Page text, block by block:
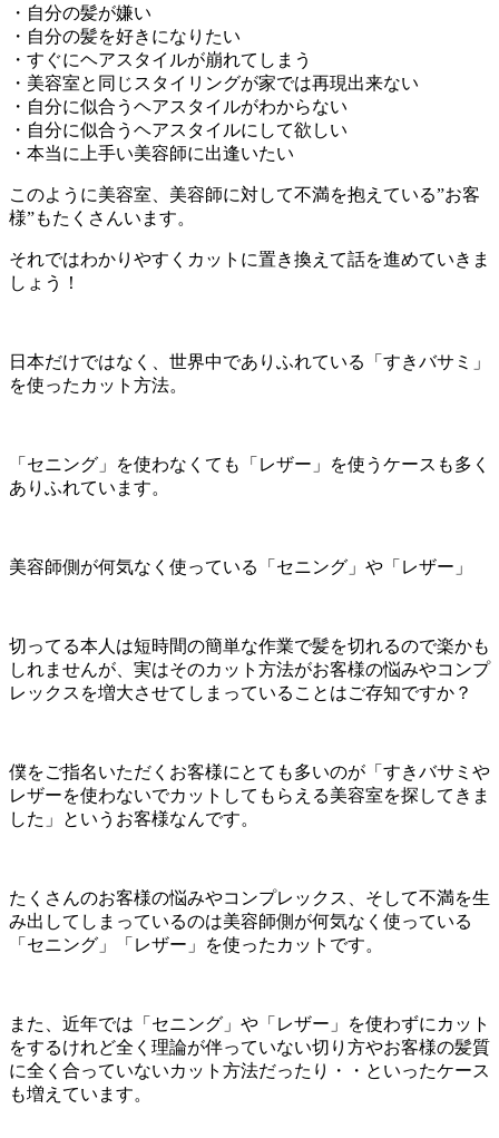
・自分の髪が嫌い
・自分の髪を好きになりたい
・すぐにヘアスタイルが崩れてしまう
・美容室と同じスタイリングが家では再現出来ない
・自分に似合うヘアスタイルがわからない
・自分に似合うヘアスタイルにして欲しい
・本当に上手い美容師に出逢いたい
このように美容室、美容師に対して不満を抱えている”お客
様”もたくさんいます。
それではわかりやすくカットに置き換えて話を進めていきま
しょう！
日本だけではなく、世界中でありふれている「すきバサミ」
を使ったカット方法。
「セニング」を使わなくても「レザー」を使うケースも多く
ありふれています。
美容師側が何気なく使っている「セニング」や「レザー」
切ってる本人は短時間の簡単な作業で髪を切れるので楽かも
しれませんが、実はそのカット方法がお客様の悩みやコンプ
レックスを増大させてしまっていることはご存知ですか？
僕をご指名いただくお客様にとても多いのが「すきバサミや
レザーを使わないでカットしてもらえる美容室を探してきま
した」というお客様なんです。
たくさんのお客様の悩みやコンプレックス、そして不満を生
み出してしまっているのは美容師側が何気なく使っている
「セニング」「レザー」を使ったカットです。
また、近年では「セニング」や「レザー」を使わずにカット
をするけれど全く理論が伴っていない切り方やお客様の髪質
に全く合っていないカット方法だったり・・といったケース
も増えています。